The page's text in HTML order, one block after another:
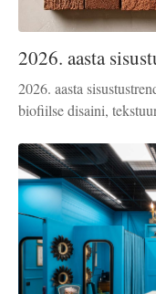
2026. aasta
2026. aasta
biofiilse disaini,